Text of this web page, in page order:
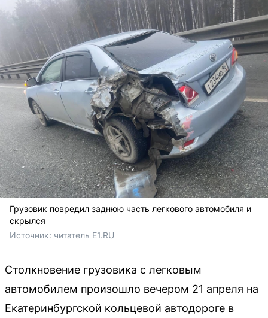
Грузовик повредил заднюю часть легкового автомобиля и
скрылся
Источник: читатель E1.RU
Столкновение грузовика с легковым
автомобилем произошло вечером 21 апреля на
Екатеринбургской кольцевой автодороге в